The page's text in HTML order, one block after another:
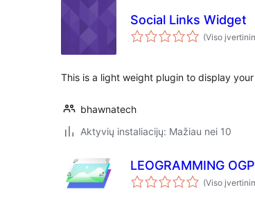
Social Links Widget
(Viso
This is a light weight plugin to display
bhawnatech
Aktyvių instaliacijų: Mažiau nei 10
LEOGRAMMING
(Viso